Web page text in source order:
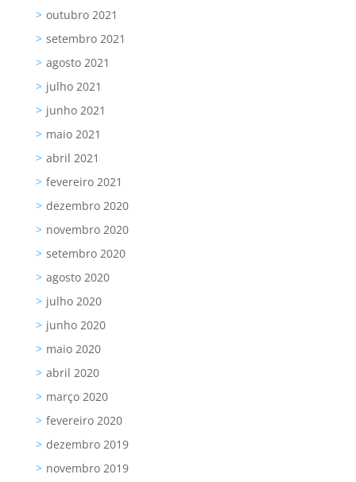
outubro 2021
setembro 2021
agosto 2021
julho 2021
junho 2021
maio 2021
abril 2021
fevereiro 2021
dezembro 2020
novembro 2020
setembro 2020
agosto 2020
julho 2020
junho 2020
maio 2020
abril 2020
março 2020
fevereiro 2020
dezembro 2019
novembro 2019